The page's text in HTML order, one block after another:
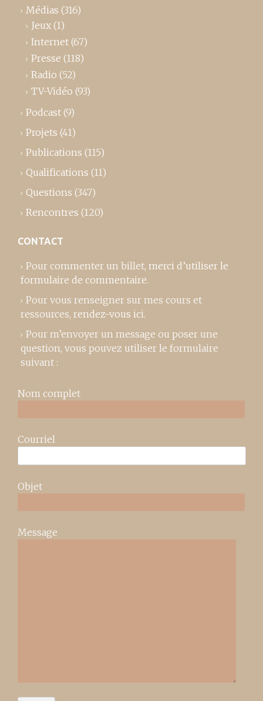
Médias (316)
Jeux (1)
Internet (67)
Presse (118)
Radio (52)
TV-Vidéo (93)
Podcast (9)
Projets (41)
Publications (115)
Qualifications (11)
Questions (347)
Rencontres (120)
CONTACT
Pour commenter un billet, merci d’utiliser le
formulaire de commentaire.
Pour vous renseigner sur mes cours et
ressources, rendez-vous ici.
Pour m’envoyer un message ou poser une
question, vous pouvez utiliser le formulaire
suivant :
Nom complet
Courriel
Objet
Message